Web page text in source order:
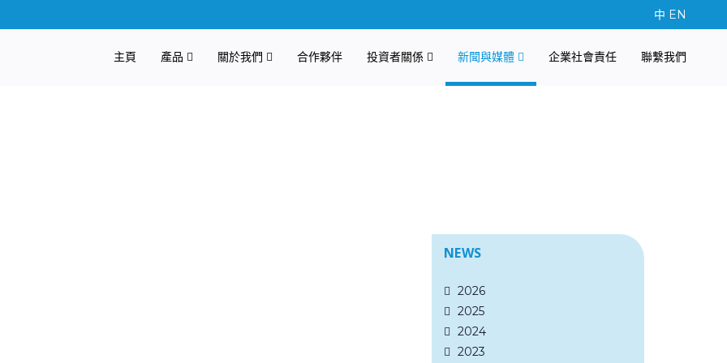
中 EN
主頁 產品 關於我們 合作夥伴 投資者關係 新聞與媒體 企業社會責任 聯繫我們
NEWS
2026
2025
2024
2023